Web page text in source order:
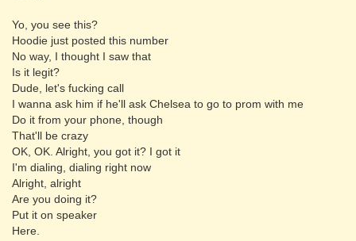
Yo, you see this?
Hoodie just posted this number
No way, I thought I saw that
Is it legit?
Dude, let's fucking call
I wanna ask him if he'll ask Chelsea to go to prom with me
Do it from your phone, though
That'll be crazy
OK, OK. Alright, you got it? I got it
I'm dialing, dialing right now
Alright, alright
Are you doing it?
Put it on speaker
Here.